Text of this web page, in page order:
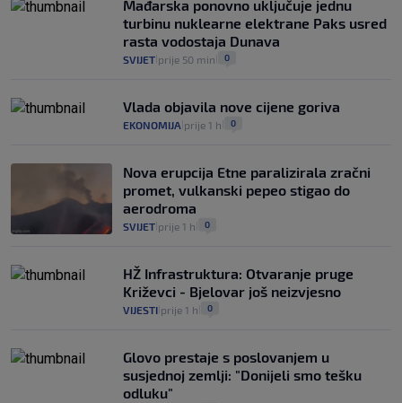
Mađarska ponovno uključuje jednu
turbinu nuklearne elektrane Paks usred
rasta vodostaja Dunava
SVIJET prije 50 min 0
Vlada objavila nove cijene goriva
EKONOMIJA prije 1 h 0
Nova erupcija Etne paralizirala zračni
promet, vulkanski pepeo stigao do
aerodroma
SVIJET prije 1 h 0
HŽ Infrastruktura: Otvaranje pruge
Križevci - Bjelovar još neizvjesno
VIJESTI prije 1 h 0
Glovo prestaje s poslovanjem u
susjednoj zemlji: "Donijeli smo tešku
odluku"